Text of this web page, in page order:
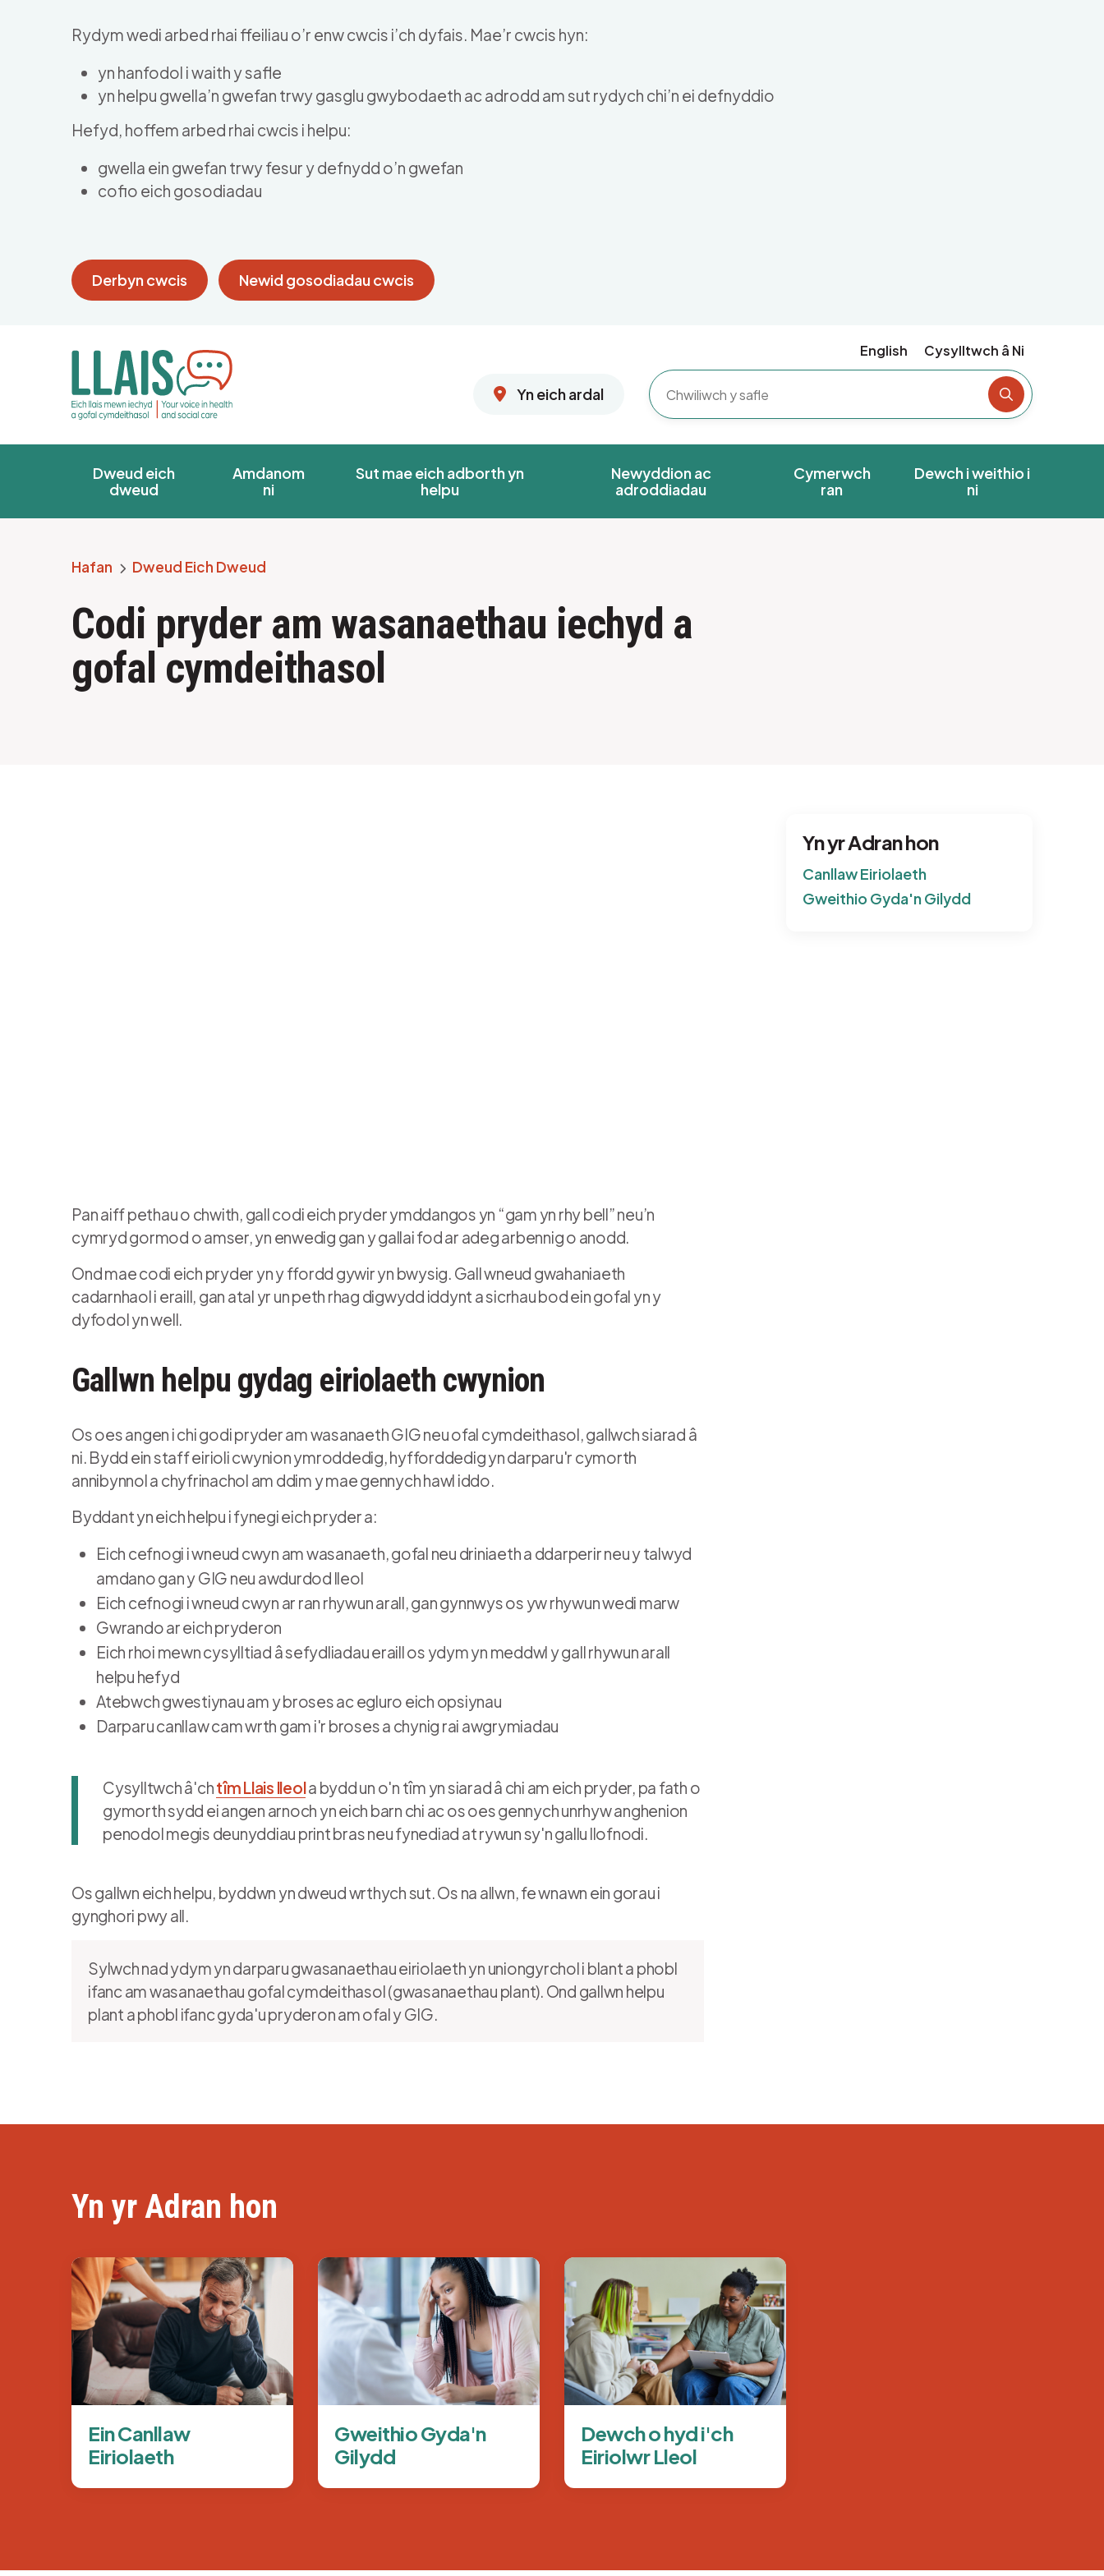
Rydym wedi arbed rhai ffeiliau o’r enw cwcis i’ch dyfais. Mae’r cwcis hyn:
yn hanfodol i waith y safle
yn helpu gwella’n gwefan trwy gasglu gwybodaeth ac adrodd am sut rydych chi’n ei defnyddio
Hefyd, hoffem arbed rhai cwcis i helpu:
gwella ein gwefan trwy fesur y defnydd o’n gwefan
cofio eich gosodiadau
Derbyn cwcis Newid gosodiadau cwcis
English Cysylltwch â Ni
Yn eich ardal
Chwiliwch y
Dweud eich
dweud
Amdanom
ni
Sut mae eich adborth yn
helpu
Newyddion ac
adroddiadau
Cymerwch
ran
Dewch i weithio i
ni
Breadcrumb
Hafan Dweud Eich Dweud
Codi pryder am wasanaethau iechyd a
gofal cymdeithasol
Pan aiff pethau o chwith, gall codi eich pryder ymddangos yn “gam yn rhy bell” neu’n
cymryd gormod o amser, yn enwedig gan y gallai fod ar adeg arbennig o anodd.
Ond mae codi eich pryder yn y ffordd gywir yn bwysig. Gall wneud gwahaniaeth
cadarnhaol i eraill, gan atal yr un peth rhag digwydd iddynt a sicrhau bod ein gofal yn y
dyfodol yn well.
Gallwn helpu gydag eiriolaeth cwynion
Os oes angen i chi godi pryder am wasanaeth GIG neu ofal cymdeithasol, gallwch siarad â
ni. Bydd ein staff eirioli cwynion ymroddedig, hyfforddedig yn darparu'r cymorth
annibynnol a chyfrinachol am ddim y mae gennych hawl iddo.
Byddant yn eich helpu i fynegi eich pryder a:
Eich cefnogi i wneud cwyn am wasanaeth, gofal neu driniaeth a ddarperir neu y talwyd
amdano gan y GIG neu awdurdod lleol
Eich cefnogi i wneud cwyn ar ran rhywun arall, gan gynnwys os yw rhywun wedi marw
Gwrando ar eich pryderon
Eich rhoi mewn cysylltiad â sefydliadau eraill os ydym yn meddwl y gall rhywun arall
helpu hefyd
Atebwch gwestiynau am y broses ac egluro eich opsiynau
Darparu canllaw cam wrth gam i'r broses a chynig rai awgrymiadau
Cysylltwch â'chtîm Llais lleola bydd un o'n tîm yn siarad â chi am eich pryder, pa fath o
gymorth sydd ei angen arnoch yn eich barn chi ac os oes gennych unrhyw anghenion
penodol megis deunyddiau print bras neu fynediad at rywun sy'n gallu llofnodi.
Os gallwn eich helpu, byddwn yn dweud wrthych sut. Os na allwn, fe wnawn ein gorau i
gynghori pwy all.
Sylwch nad ydym yn darparu gwasanaethau eiriolaeth yn uniongyrchol i blant a phobl
ifanc am wasanaethau gofal cymdeithasol (gwasanaethau plant). Ond gallwn helpu
plant a phobl ifanc gyda'u pryderon am ofal y GIG.
Yn yr Adran hon
Canllaw Eiriolaeth
Gweithio Gyda'n Gilydd
Yn yr Adran hon
Delwedd
Ein Canllaw
Eiriolaeth
Delwedd
Gweithio Gyda'n
Gilydd
Delwedd
Dewch o hyd i'ch
Eiriolwr Lleol